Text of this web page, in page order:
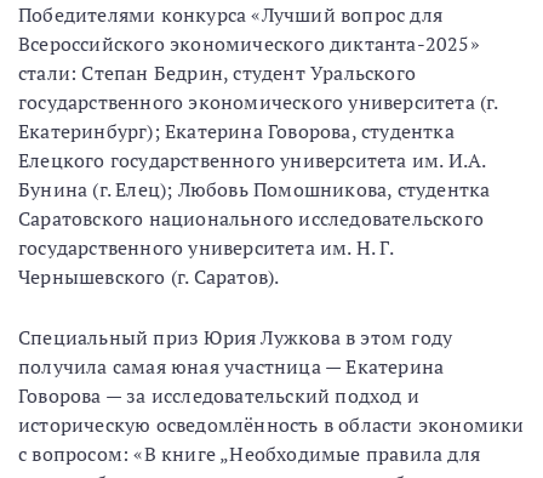
Победителями конкурса «Лучший вопрос для
Всероссийского экономического диктанта-2025»
стали: Степан Бедрин, студент Уральского
государственного экономического университета (г.
Екатеринбург); Екатерина Говорова, студентка
Елецкого государственного университета им. И.А.
Бунина (г. Елец); Любовь Помошникова, студентка
Саратовского национального исследовательского
государственного университета им. Н. Г.
Чернышевского (г. Саратов).
Специальный приз Юрия Лужкова в этом году
получила самая юная участница — Екатерина
Говорова — за исследовательский подход и
историческую осведомлённость в области экономики
с вопросом: «В книге „Необходимые правила для